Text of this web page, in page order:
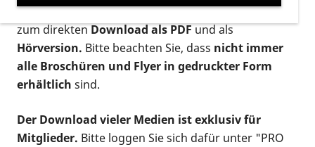
postalischen Bestellung als gedruckte Variante
zum direktenDownload als PDFund als
Hörversion. Bitte beachten Sie, dass nicht immer
alle Broschüren und Flyer in gedruckter Form
erhältlich sind.
Der Download vieler Medien ist exklusiv für
Mitglieder. Bitte loggen Sie sich dafür unter "PRO